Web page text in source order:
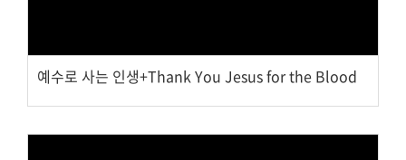
예수로 사는 인생+Thank You Jesus for the Blood